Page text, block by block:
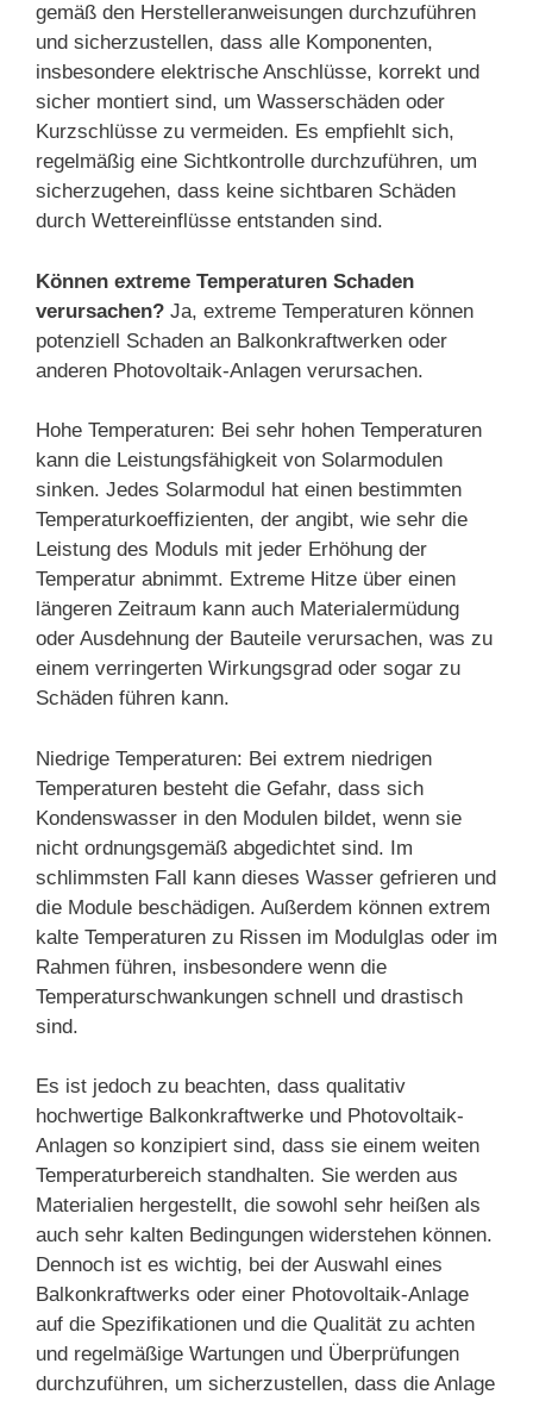
gemäß den Herstelleranweisungen durchzuführen
und sicherzustellen, dass alle Komponenten,
insbesondere elektrische Anschlüsse, korrekt und
sicher montiert sind, um Wasserschäden oder
Kurzschlüsse zu vermeiden. Es empfiehlt sich,
regelmäßig eine Sichtkontrolle durchzuführen, um
sicherzugehen, dass keine sichtbaren Schäden
durch Wettereinflüsse entstanden sind.
Können extreme Temperaturen Schaden
verursachen? Ja, extreme Temperaturen können
potenziell Schaden an Balkonkraftwerken oder
anderen Photovoltaik-Anlagen verursachen.
Hohe Temperaturen: Bei sehr hohen Temperaturen
kann die Leistungsfähigkeit von Solarmodulen
sinken. Jedes Solarmodul hat einen bestimmten
Temperaturkoeffizienten, der angibt, wie sehr die
Leistung des Moduls mit jeder Erhöhung der
Temperatur abnimmt. Extreme Hitze über einen
längeren Zeitraum kann auch Materialermüdung
oder Ausdehnung der Bauteile verursachen, was zu
einem verringerten Wirkungsgrad oder sogar zu
Schäden führen kann.
Niedrige Temperaturen: Bei extrem niedrigen
Temperaturen besteht die Gefahr, dass sich
Kondenswasser in den Modulen bildet, wenn sie
nicht ordnungsgemäß abgedichtet sind. Im
schlimmsten Fall kann dieses Wasser gefrieren und
die Module beschädigen. Außerdem können extrem
kalte Temperaturen zu Rissen im Modulglas oder im
Rahmen führen, insbesondere wenn die
Temperaturschwankungen schnell und drastisch
sind.
Es ist jedoch zu beachten, dass qualitativ
hochwertige Balkonkraftwerke und Photovoltaik-
Anlagen so konzipiert sind, dass sie einem weiten
Temperaturbereich standhalten. Sie werden aus
Materialien hergestellt, die sowohl sehr heißen als
auch sehr kalten Bedingungen widerstehen können.
Dennoch ist es wichtig, bei der Auswahl eines
Balkonkraftwerks oder einer Photovoltaik-Anlage
auf die Spezifikationen und die Qualität zu achten
und regelmäßige Wartungen und Überprüfungen
durchzuführen, um sicherzustellen, dass die Anlage